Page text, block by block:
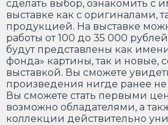
сделать выбор, ознакомить с
выставке как с оригиналами,
продукцией. На выставке
работы от 100 до 35 000
будут представлены как
фонда» картины, так и новые,
выставкой. Вы сможете
произведения нигде ранее
Вы сможете стать первыми
возможно обладателями, а
коллекции действительно